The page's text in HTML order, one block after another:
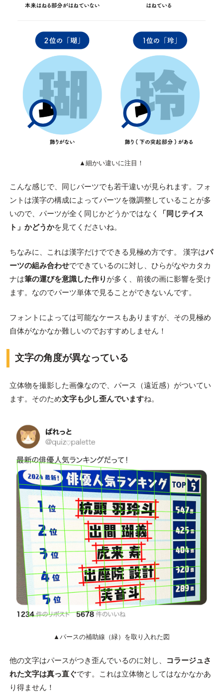
▲細かい違いに注目！
こんな感じで、同じパーツでも若干違いが見られます。フォ
ントは漢字の構成によってパーツを微調整していることが多
いので、パーツが全く同じかどうかではなく
「同じテイス
ト」かどうかを見てくださいね。
ちなみに、これは漢字だけでできる見極め方です。 漢字はパ
ーツの組み合わせでできているのに対し、ひらがなやカタカ
ナは筆の運びを意識した作り が多く、前後の画に影響を受け
ます。なのでパーツ単体で見ることができないんです。
フォントによっては可能なケースもありますが、その見極め
自体がなかなか難しいのでおすすめしません！
文字の角度が異なっている
立体物を撮影した画像なので、パース（遠近感）がついてい
ます。そのため文字も少し歪んでいますね。
▲パースの補助線（緑）を取り入れた図
他の文字はパースがつき歪んでいるのに対し、
コラージュさ
れた文字は真っ直ぐです。これは立体物としてはなかなかあ
り得ません！